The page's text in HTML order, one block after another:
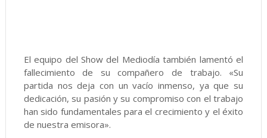
El equipo del Show del Mediodía también lamentó el
fallecimiento de su compañero de trabajo. «Su
partida nos deja con un vacío inmenso, ya que su
dedicación, su pasión y su compromiso con el trabajo
han sido fundamentales para el crecimiento y el éxito
de nuestra emisora».